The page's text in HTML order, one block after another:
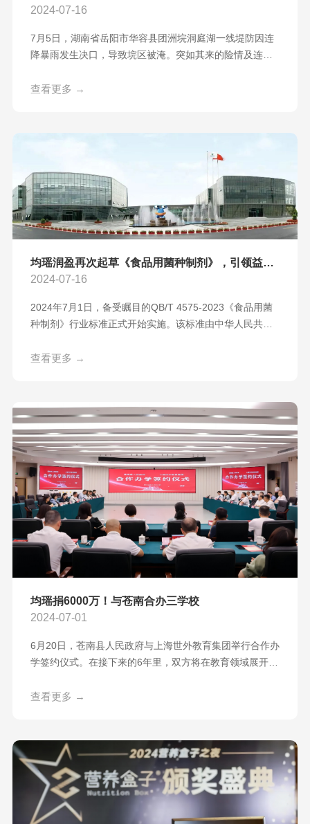
2024-07-16
7月5日，湖南省岳阳市华容县团洲垸洞庭湖一线堤防因连
降暴雨发生决口，导致垸区被淹。突如其来的险情及连续
民安置工作都带来极大挑战。救援现场的饮用水资源保障
之急。快速响应，不计成本开展捐赠在这场与时间赛
查看更多 →
均瑶润盈再次起草《食品用菌种制剂》，引领益生菌行业规范化发展
2024-07-16
2024年7月1日，备受瞩目的QB/T 4575-2023《食品用菌
种制剂》行业标准正式开始实施。该标准由中华人民共和
的规范与标准体系得到了进一步的完善。均瑶润盈，作为
品加工用乳酸菌》标准的民营企业。不仅是国内首个实现
益生菌规模化生
查看更多 →
均瑶捐6000万！与苍南合办三学校
2024-07-01
6月20日，苍南县人民政府与上海世外教育集团举行合作办
学签约仪式。在接下来的6年里，双方将在教育领域展开深
本锋，上海均瑶（集团）有限公司总裁王均豪、副总裁林
约仪式。据悉，上海世外教育集团是由苍南籍企业均瑶集
团投资，创办于2015年的基础教育品牌。经过
查看更多 →